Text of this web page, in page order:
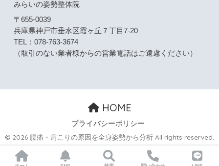
みらいの姿勢整体院
〒655-0039
兵庫県神戸市垂水区霞ヶ丘７丁目7-20
TEL：078-763-3674
（取引のない業者様からの営業電話はご遠慮ください）
HOME
プライバシーポリシー
© 2026 腰痛・肩こりの原因を全身姿勢から分析 All rights reserved.